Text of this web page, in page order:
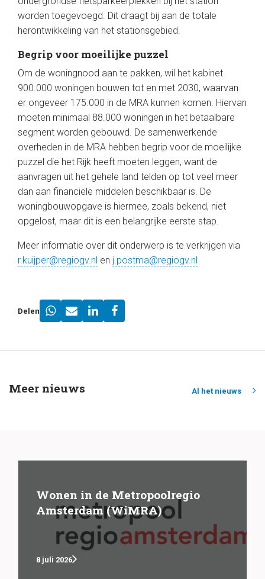
worden toegevoegd. Dit draagt bij aan de totale
herontwikkeling van het stationsgebied.
Begrip voor moeilijke puzzel
Om de woningnood aan te pakken, wil het kabinet
900.000 woningen bouwen tot en met 2030, waarvan
er ongeveer 175.000 in de MRA kunnen komen. Hiervan
moeten minimaal 88.000 woningen in het betaalbare
segment worden gebouwd. De samenwerkende
overheden in de MRA hebben begrip voor de moeilijke
puzzel die het Rijk heeft moeten leggen, want de
aanvragen uit het gehele land telden op tot veel meer
dan aan financiële middelen beschikbaar is. De
woningbouwopgave is hiermee, zoals bekend, niet
opgelost, maar dit is een belangrijke eerste stap.
Meer informatie over dit onderwerp is te verkrijgen via
r.kuijper@regiogv.nl en j.postma@regiogv.nl
Delen
Meer nieuws Al het nieuws
Wonen in de Metropoolregio
Amsterdam (WiMRA)
8 juli 2026